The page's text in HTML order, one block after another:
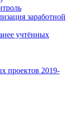
заработной
учтённых
проектов 2019-